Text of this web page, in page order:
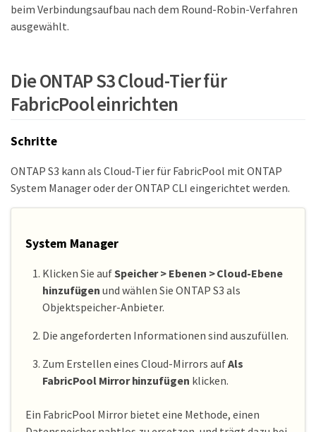
beim Verbindungsaufbau nach dem Round-Robin-Verfahren
ausgewählt.
Die ONTAP S3 Cloud-Tier für
FabricPool einrichten
Schritte
ONTAP S3 kann als Cloud-Tier für FabricPool mit ONTAP
System Manager oder der ONTAP CLI eingerichtet werden.
System Manager
Klicken Sie aufSpeicher > Ebenen > Cloud-Ebene
hinzufügen und wählen Sie ONTAP S3 als
Objektspeicher-Anbieter.
Die angeforderten Informationen sind auszufüllen.
Zum Erstellen eines Cloud-Mirrors aufAls
FabricPool Mirror hinzufügen klicken.
Ein FabricPool Mirror bietet eine Methode, einen